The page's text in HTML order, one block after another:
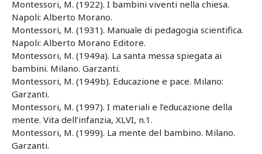
Montessori, M. (1922). I bambini viventi nella chiesa.
Napoli: Alberto Morano.
Montessori, M. (1931). Manuale di pedagogia scientifica.
Napoli: Alberto Morano Editore.
Montessori, M. (1949a). La santa messa spiegata ai
bambini. Milano. Garzanti.
Montessori, M. (1949b). Educazione e pace. Milano:
Garzanti.
Montessori, M. (1997). I materiali e l’educazione della
mente. Vita dell’infanzia, XLVI, n.1.
Montessori, M. (1999). La mente del bambino. Milano.
Garzanti.